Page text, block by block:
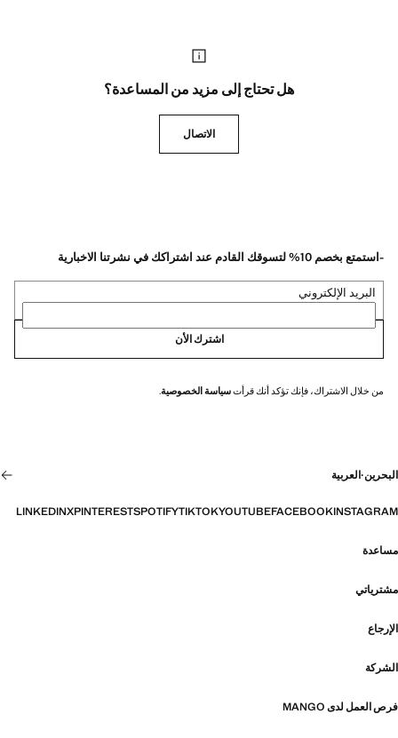
هل تحتاج إلى مزيد من المساعدة؟
الاتصال
-استمتع بخصم 10% لتسوقك القادم عند اشتراكك في نشرتنا الاخبارية
البريد الإلكتروني
اشترك الأن
من خلال الاشتراك، فإنك تؤكد أنك قرأتسياسة الخصوصية.
البحرين·العربية
INSTAGRAM
FACEBOOK
YOUTUBE
TIKTOK
SPOTIFY
PINTEREST
X
LINKEDIN
مساعدة
مشترياتي
الإرجاع
الشركة
فرص العمل لدى MANGO